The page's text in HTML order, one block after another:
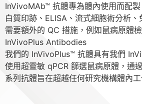
InVivoMAb™ 抗體專為體內使用而配
白質印跡、ELISA、流式細胞術分析
需要額外的 QC 措施，例如鼠病原體
InVivoPlus Antibodies
我們的 InVivoPlus™ 抗體具有我們
使用超靈敏 qPCR 篩選鼠病原體，通
系列抗體旨在超越任何研究機構體內